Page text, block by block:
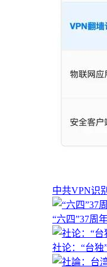
中共VPN识
“六四”37周
社论：“台